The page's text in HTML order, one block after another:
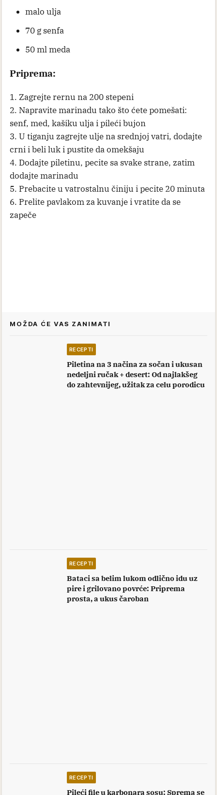
malo ulja
70 g senfa
50 ml meda
Priprema:
1. Zagrejte rernu na 200 stepeni
2. Napravite marinadu tako što ćete pomešati:
senf, med, kašiku ulja i pileći bujon
3. U tiganju zagrejte ulje na srednjoj vatri, dodajte
crni i beli luk i pustite da omekšaju
4. Dodajte piletinu, pecite sa svake strane, zatim
dodajte marinadu
5. Prebacite u vatrostalnu činiju i pecite 20 minuta
6. Prelite pavlakom za kuvanje i vratite da se
zapeče
MOŽDA ĆE VAS ZANIMATI
RECEPTI
Piletina na 3 načina za sočan i ukusan
nedeljni ručak + desert: Od najlakšeg
do zahtevnijeg, užitak za celu porodicu
RECEPTI
Bataci sa belim lukom odlično idu uz
pire i grilovano povrće: Priprema
prosta, a ukus čaroban
RECEPTI
Pileći file u karbonara sosu: Sprema se